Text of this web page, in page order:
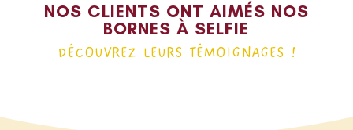
NOS CLIENTS ONT AIMÉS NOS
BORNES À SELFIE
DÉCOUVREZ LEURS TÉMOIGNAGES !